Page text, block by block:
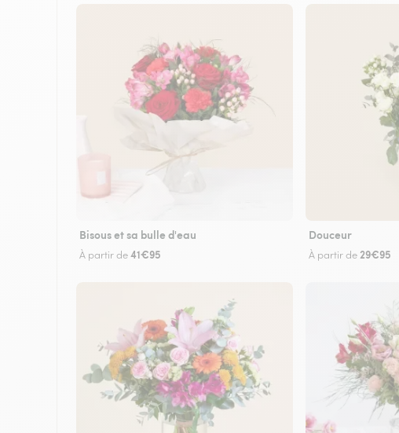
Bisous et sa bulle d'eau
À partir de41€95
Douceur
À partir de 29€95